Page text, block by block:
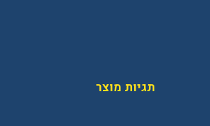
תגיות מוצר